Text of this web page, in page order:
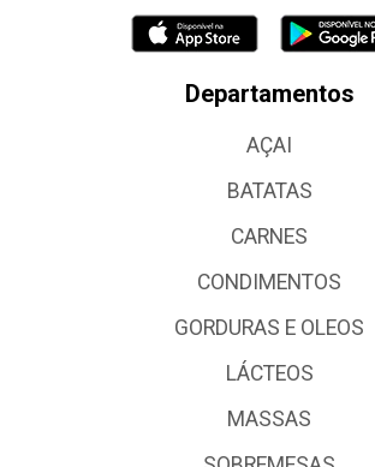
Departamentos
AÇAI
BATATAS
CARNES
CONDIMENTOS
GORDURAS E OLEOS
LÁCTEOS
MASSAS